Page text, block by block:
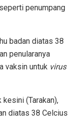
penumpang
badan diatas 38
penularanya
vaksin untuk virus
(Tarakan),
diatas 38 Celcius